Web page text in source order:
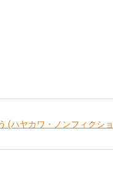
(ハヤカワ・ノンフィクシ